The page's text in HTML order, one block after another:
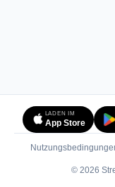
LADEN IM
App Store
© 2026